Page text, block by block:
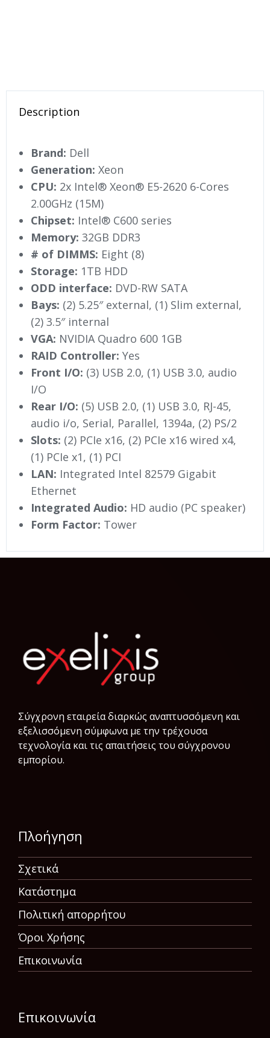
Description
Brand: Dell
Generation: Xeon
CPU: 2x Intel® Xeon® E5-2620 6-Cores
2.00GHz (15M)
Chipset: Intel® C600 series
Memory: 32GB DDR3
# of DIMMS: Eight (8)
Storage: 1TB HDD
ODD interface: DVD-RW SATA
Bays: (2) 5.25″ external, (1) Slim external,
(2) 3.5″ internal
VGA: NVIDIA Quadro 600 1GB
RAID Controller: Yes
Front I/O: (3) USB 2.0, (1) USB 3.0, audio
I/O
Rear I/O: (5) USB 2.0, (1) USB 3.0, RJ-45,
audio i/o, Serial, Parallel, 1394a, (2) PS/2
Slots: (2) PCIe x16, (2) PCIe x16 wired x4,
(1) PCIe x1, (1) PCI
LAN: Integrated Intel 82579 Gigabit
Ethernet
Integrated Audio: HD audio (PC speaker)
Form Factor: Tower
Σύγχρονη εταιρεία διαρκώς αναπτυσσόμενη και
εξελισσόμενη σύμφωνα µε την τρέχουσα
τεχνολογία και τις απαιτήσεις του σύγχρονου
εμπορίου.
Πλοήγηση
Σχετικά
Κατάστημα
Πολιτική απορρήτου
Όροι Χρήσης
Επικοινωνία
Επικοινωνία